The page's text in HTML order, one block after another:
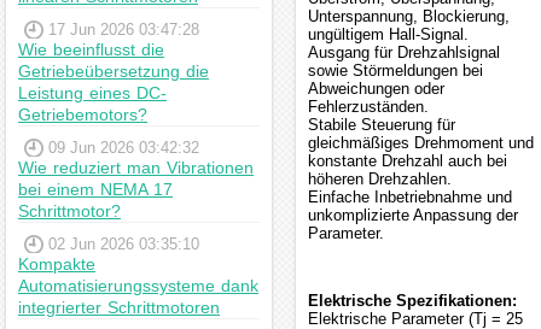
17 Jun 2026 03:47:28
Wie beeinflusst die
Getriebeübersetzung die
Leistung eines DC-
Getriebemotors?
09 Jun 2026 03:42:32
Wie reduziert man Vibrationen
bei einem NEMA 17
Schrittmotor?
02 Jun 2026 03:35:10
Kompakte
Automatisierungssysteme dank
integrierter Schrittmotoren
Unterspannung, Blockierung,
ungültigem Hall-Signal.
Ausgang für Drehzahlsignal
sowie Störmeldungen bei
Abweichungen oder
Fehlerzuständen.
Stabile Steuerung für
gleichmäßiges Drehmoment und
konstante Drehzahl auch bei
höheren Drehzahlen.
Einfache Inbetriebnahme und
unkomplizierte Anpassung der
Parameter.
Elektrische Spezifikationen:
Elektrische Parameter (Tj = 25